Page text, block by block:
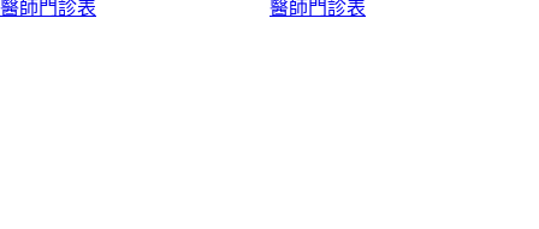
醫師門診表 醫師門診表